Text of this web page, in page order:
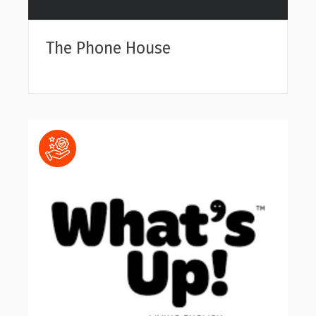
The Phone House